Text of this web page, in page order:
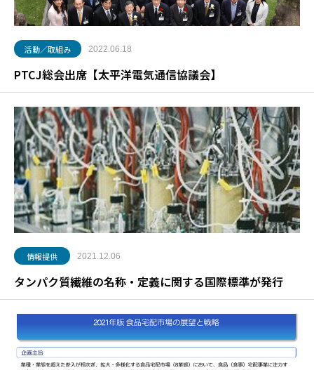
活動／取組み 2022.06.18
PTCJ総会出席【太平洋電気通信協議会】
情報提供 2021.12.06
タンパク質繊維の名称・定義に関する国際標準が発行